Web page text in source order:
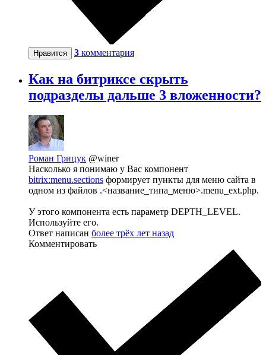
Нравится 3 комментария
Как на битриксе скрыть
подразделы дальше 3 вложенности?
Роман Грицук @winer
Насколько я понимаю у Вас компонент
bitrix:menu.sections формирует пункты для меню сайта в
одном из файлов .<название_типа_меню>.menu_ext.php.
У этого компонента есть параметр DEPTH_LEVEL.
Используйте его.
Ответ написан более трёх лет назад
Комментировать